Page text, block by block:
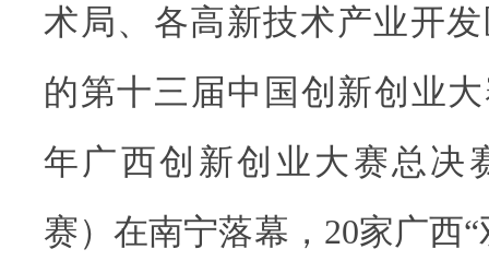
术局、各高新技术产业开
的第十三届中国创新创业
年广西创新创业大赛总决
赛）在南宁落幕，20家广西